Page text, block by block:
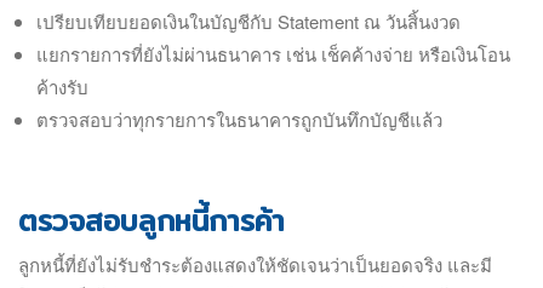
เปรียบเทียบยอดเงินในบัญชีกับ Statement ณ วันสิ้นงวด
แยกรายการที่ยังไม่ผ่านธนาคาร เช่น เช็คค้างจ่าย หรือเงินโอน
ค้างรับ
ตรวจสอบว่าทุกรายการในธนาคารถูกบันทึกบัญชีแล้ว
ตรวจสอบลูกหนี้การค้า
ลูกหนี้ที่ยังไม่รับชำระต้องแสดงให้ชัดเจนว่าเป็นยอดจริง และมี